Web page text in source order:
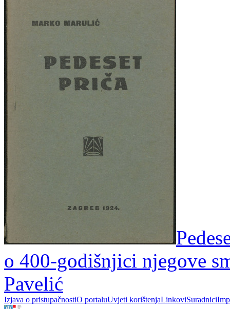
o 400-godišnjici njegove
Pavelić
Izjava o pristupačnostiO portaluUvjeti korištenjaLinkoviSuradnici